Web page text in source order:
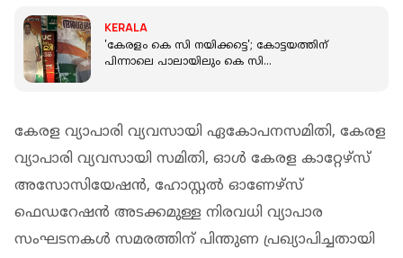
KERALA
'കേരളം കെ സി നയിക്കട്ടെ'; കോട്ടയത്തിന്
പിന്നാലെ പാലായിലും കെ സി
കേരള വ്യാപാരി വ്യവസായി ഏകോപനസമിതി, കേരള
വ്യാപാരി വ്യവസായി സമിതി, ഓൾ കേരള കാറ്റേഴ്‌സ്
അസോസിയേഷൻ, ഹോസ്റ്റൽ ഓണേഴ്‌സ്
ഫെഡറേഷൻ അടക്കമുള്ള നിരവധി വ്യാപാര
സംഘടനകൾ സമരത്തിന് പിന്തുണ പ്രഖ്യാപിച്ചതായി